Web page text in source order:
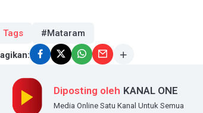
Tags #Mataram
Diposting oleh KANAL ONE
Media Online Satu Kanal Untuk Semua